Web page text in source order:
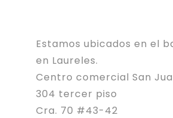
Estamos ubicados en el
en Laureles.
Centro comercial San
304 tercer piso
Cra. 70 #43-42